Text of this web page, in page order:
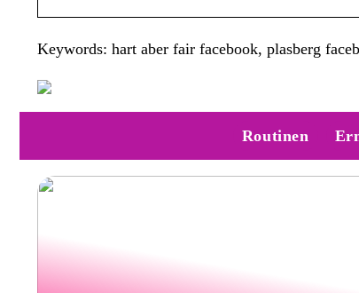
Keywords: hart aber fair facebook, plasberg
Routinen